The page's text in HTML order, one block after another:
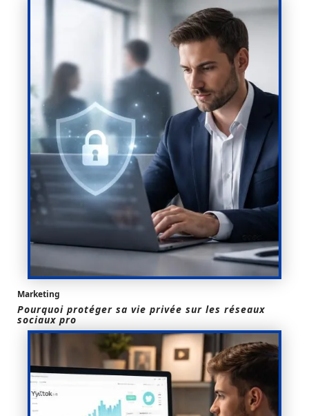
Marketing
Pourquoi protéger sa vie privée sur les réseaux
sociaux pro